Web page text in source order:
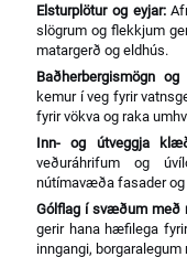
Elsturplötur og eyjar:
slögrum og flekkjum
matargerð og eldhús.
Baðherbergismögn og
kemur í veg fyrir
fyrir vökva og raka
Inn- og útveggja
veðuráhrifum og
nútímavæða fasader
Gólflag í svæðum með
gerir hana hæfilega
inngangi,